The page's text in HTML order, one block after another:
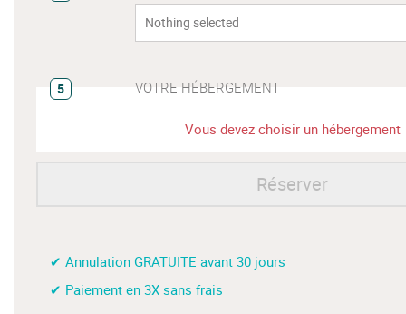
Nothing selected
5 VOTRE HÉBERGEMENT
Vous devez choisir un hébergement
Réserver
✔ Annulation GRATUITE avant 30 jours
✔ Paiement en 3X sans frais